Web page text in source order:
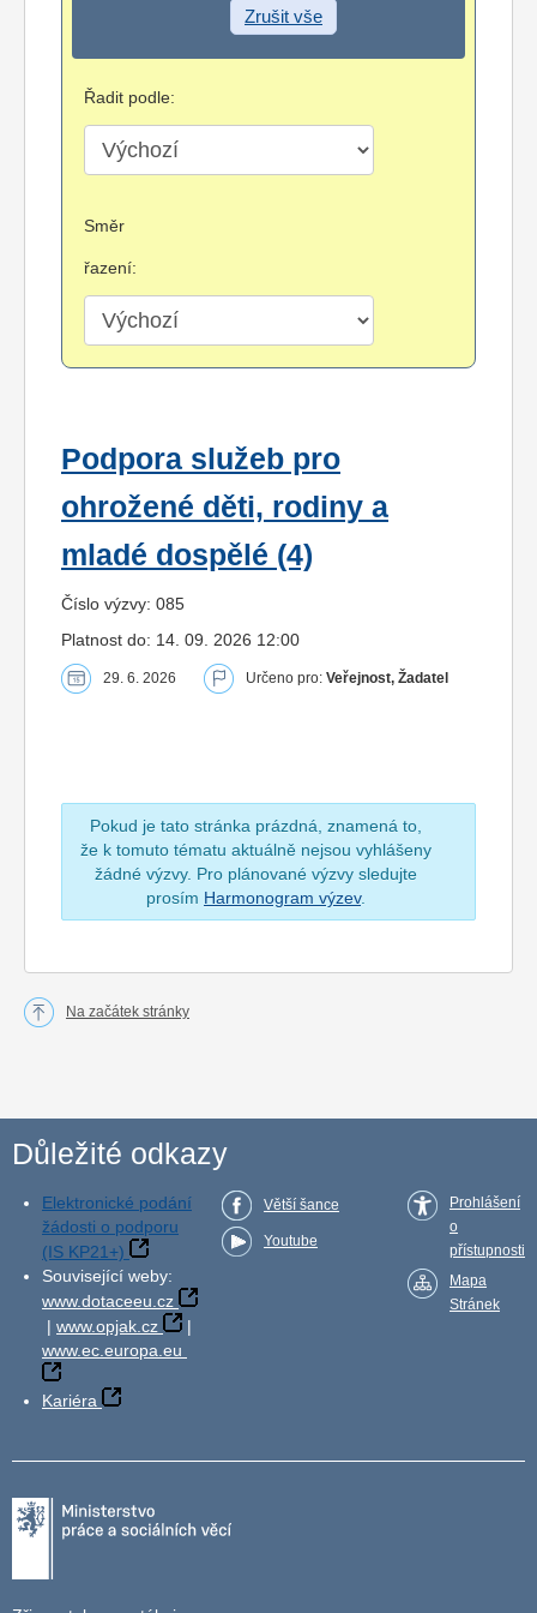
Zrušit vše
Řadit podle:
Směr
řazení:
Podpora služeb pro
ohrožené děti, rodiny a
mladé dospělé (4)
Číslo výzvy: 085
Platnost do: 14. 09. 2026 12:00
29. 6. 2026 Určeno pro: Veřejnost, Žadatel
Pokud je tato stránka prázdná, znamená to,
že k tomuto tématu aktuálně nejsou vyhlášeny
žádné výzvy. Pro plánované výzvy sledujte
prosím Harmonogram výzev.
Na začátek stránky
Důležité odkazy
Elektronické podání
žádosti o podporu
(IS KP21+)
Související weby:
www.dotaceeu.cz
| www.opjak.cz
|
www.ec.europa.eu
Kariéra
Větší šance
Youtube
Prohlášení
o
přístupnosti
Mapa
Stránek